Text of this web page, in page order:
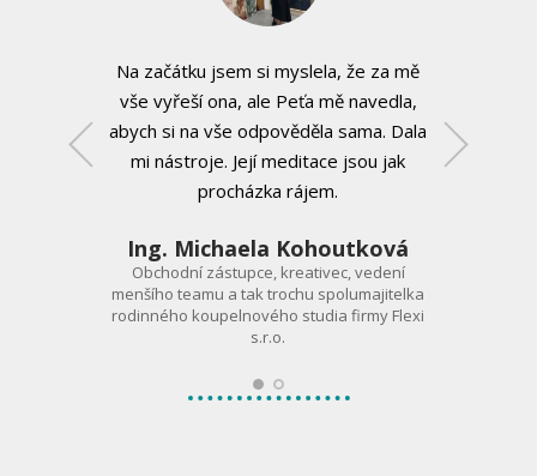
Na začátku jsem si myslela, že za mě
vše vyřeší ona, ale Peťa mě navedla,
abych si na vše odpověděla sama. Dala
mi nástroje. Její meditace jsou jak
procházka rájem.
Ing. Michaela Kohoutková
Obchodní zástupce, kreativec, vedení
menšího teamu a tak trochu spolumajitelka
rodinného koupelnového studia firmy Flexi
s.r.o.